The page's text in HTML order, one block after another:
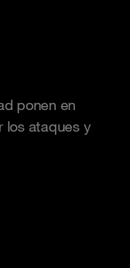
ponen en
los ataques y